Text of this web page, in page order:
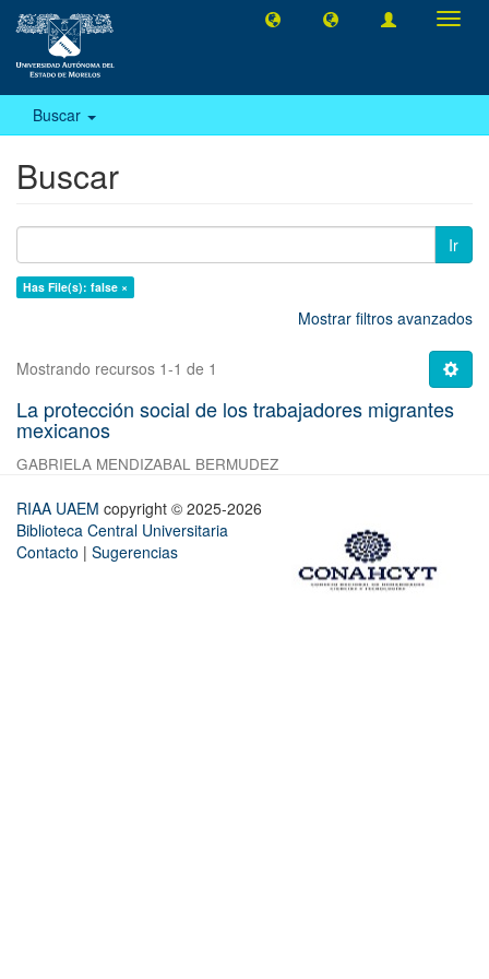
Buscar
Buscar
Ir
Has File(s): false ×
Mostrar filtros avanzados
Mostrando recursos 1-1 de 1
La protección social de los trabajadores migrantes
mexicanos
GABRIELA MENDIZABAL BERMUDEZ
RIAA UAEM copyright © 2025-2026
Biblioteca Central Universitaria
Contacto | Sugerencias